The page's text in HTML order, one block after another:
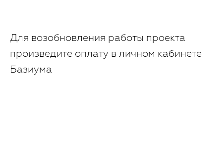
Для возобновления работы проекта
произведите оплату в личном кабинете
Базиума